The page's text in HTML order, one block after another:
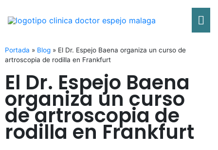
Portada » Blog » El Dr. Espejo Baena organiza un curso de
artroscopia de rodilla en Frankfurt
El Dr. Espejo Baena
organiza un curso
de artroscopia de
rodilla en Frankfurt